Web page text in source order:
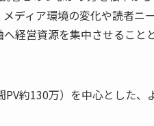
ディア環境の変化や読者ニ
経営資源を集中させること
約130万）を中心とした